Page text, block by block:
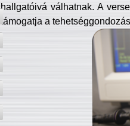
hallgatóivá válhatnak. A
támogatja a